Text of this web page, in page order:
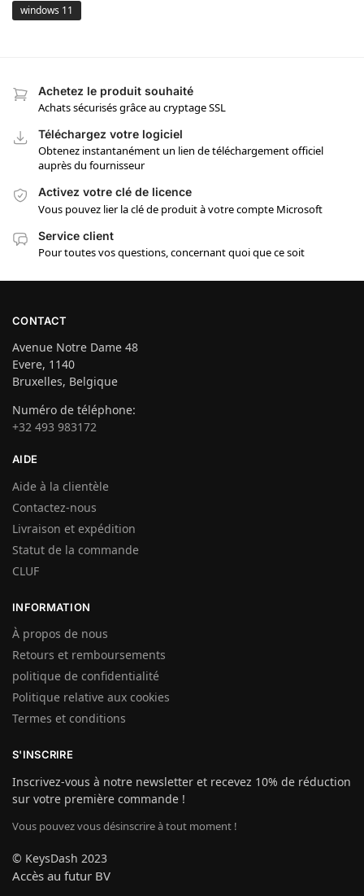
windows 11
Achetez le produit souhaité
Achats sécurisés grâce au cryptage SSL
Téléchargez votre logiciel
Obtenez instantanément un lien de téléchargement officiel
auprès du fournisseur
Activez votre clé de licence
Vous pouvez lier la clé de produit à votre compte Microsoft
Service client
Pour toutes vos questions, concernant quoi que ce soit
CONTACT
Avenue Notre Dame 48
Evere, 1140
Bruxelles, Belgique
Numéro de téléphone:
+32 493 983172
AIDE
Aide à la clientèle
Contactez-nous
Livraison et expédition
Statut de la commande
CLUF
INFORMATION
À propos de nous
Retours et remboursements
politique de confidentialité
Politique relative aux cookies
Termes et conditions
S'INSCRIRE
Inscrivez-vous à notre newsletter et recevez 10% de réduction
sur votre première commande !
Vous pouvez vous désinscrire à tout moment !
© KeysDash 2023
Accès au futur BV